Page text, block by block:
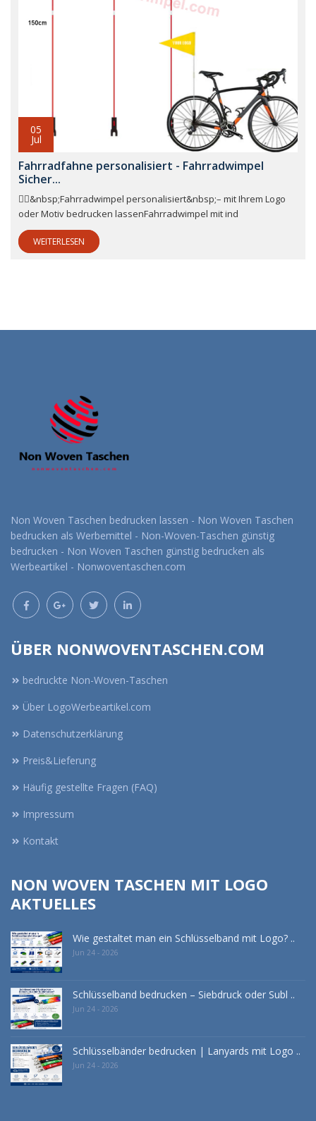
05
Jul
Fahrradfahne personalisiert - Fahrradwimpel
Sicher...
🚴‍♂️&nbsp;Fahrradwimpel personalisiert&nbsp;– mit Ihrem Logo
oder Motiv bedrucken lassenFahrradwimpel mit ind
WEITERLESEN
Non Woven Taschen bedrucken lassen - Non Woven Taschen
bedrucken als Werbemittel - Non-Woven-Taschen günstig
bedrucken - Non Woven Taschen günstig bedrucken als
Werbeartikel - Nonwoventaschen.com
ÜBER NONWOVENTASCHEN.COM
bedruckte Non-Woven-Taschen
Über LogoWerbeartikel.com
Datenschutzerklärung
Preis&Lieferung
Häufig gestellte Fragen (FAQ)
Impressum
Kontakt
NON WOVEN TASCHEN MIT LOGO
AKTUELLES
Wie gestaltet man ein Schlüsselband mit Logo? ..
Jun 24 - 2026
Schlüsselband bedrucken – Siebdruck oder Subl ..
Jun 24 - 2026
Schlüsselbänder bedrucken | Lanyards mit Logo ..
Jun 24 - 2026